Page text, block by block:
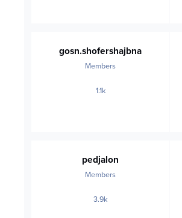
gosn.shofershajbna
Members
1.1kposts
pedjalon
Members
3.9kposts